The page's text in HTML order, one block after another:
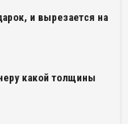
и вырезается на
какой толщины